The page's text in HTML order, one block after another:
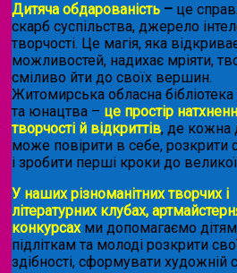
Дитяча обдарованість – це
скарб суспільства, джерело
творчості. Це магія, яка
можливостей, надихає мріяти,
сміливо йти до своїх вершин.
Житомирська обласна бібліотека
та юнацтва – це простір
творчості й відкриттів, де кожна
може повірити в себе, розкрити
і зробити перші кроки до великої
У наших різноманітних творчих і
літературних клубах,
конкурсахми допомагаємо
підліткам та молоді розкрити
здібності, сформувати художній